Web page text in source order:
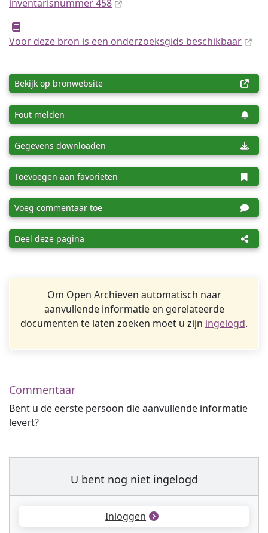
inventaris­num­mer 458
Voor deze bron is een onderzoeksgids beschikbaar
Bekijk op bronwebsite
Fout melden
Gegevens downloaden
Toevoegen aan favorieten
Voeg commentaar toe
Deel deze pagina
Om Open Archieven automatisch naar
aanvullende informatie en gerelateerde
documenten te laten zoeken moet u zijn ingelogd.
Commentaar
Bent u de eerste persoon die aanvullende informatie
levert?
U bent nog niet ingelogd
Inloggen